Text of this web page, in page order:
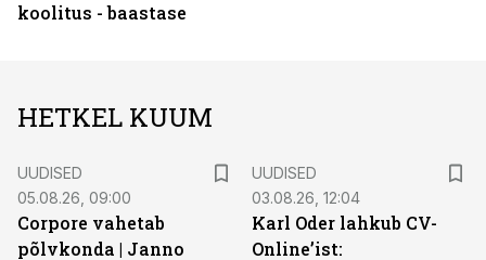
koolitus - baastase
HETKEL KUUM
UUDISED
05.08.26, 09:00
Corpore vahetab
põlvkonda | Janno
UUDISED
03.08.26, 12:04
Karl Oder lahkub CV-
Online’ist: